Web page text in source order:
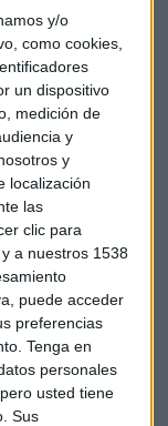
y/o
como cookies,
un dispositivo
medición de
y
y
localización
las
clic para
a nuestros 1538
puede acceder
preferencias
Tenga en
personales
usted tiene
Sus
en el
no nos
una razón de
es que los
de la
y
tiene que
en práctica a
una
del
presuntamente